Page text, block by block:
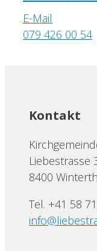
E-Mail
079 426 00 54
Kontakt
Liebestrasse
8400
Tel. +41 58